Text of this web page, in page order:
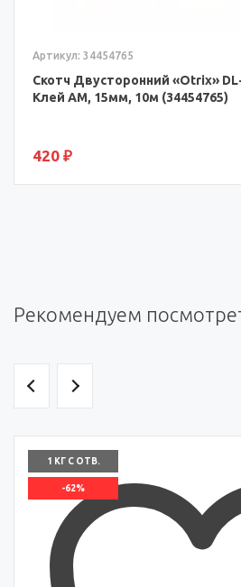
Артикул: 34454765
Скотч Двусторонний «Otrix»
Клей AM, 15мм, 10м (34454765)
420 ₽
Рекомендуем
1 КГ С ОТВ.
-62%